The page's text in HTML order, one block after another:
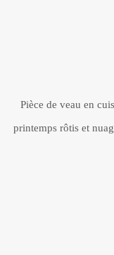
Pièce de veau en
printemps rôtis et